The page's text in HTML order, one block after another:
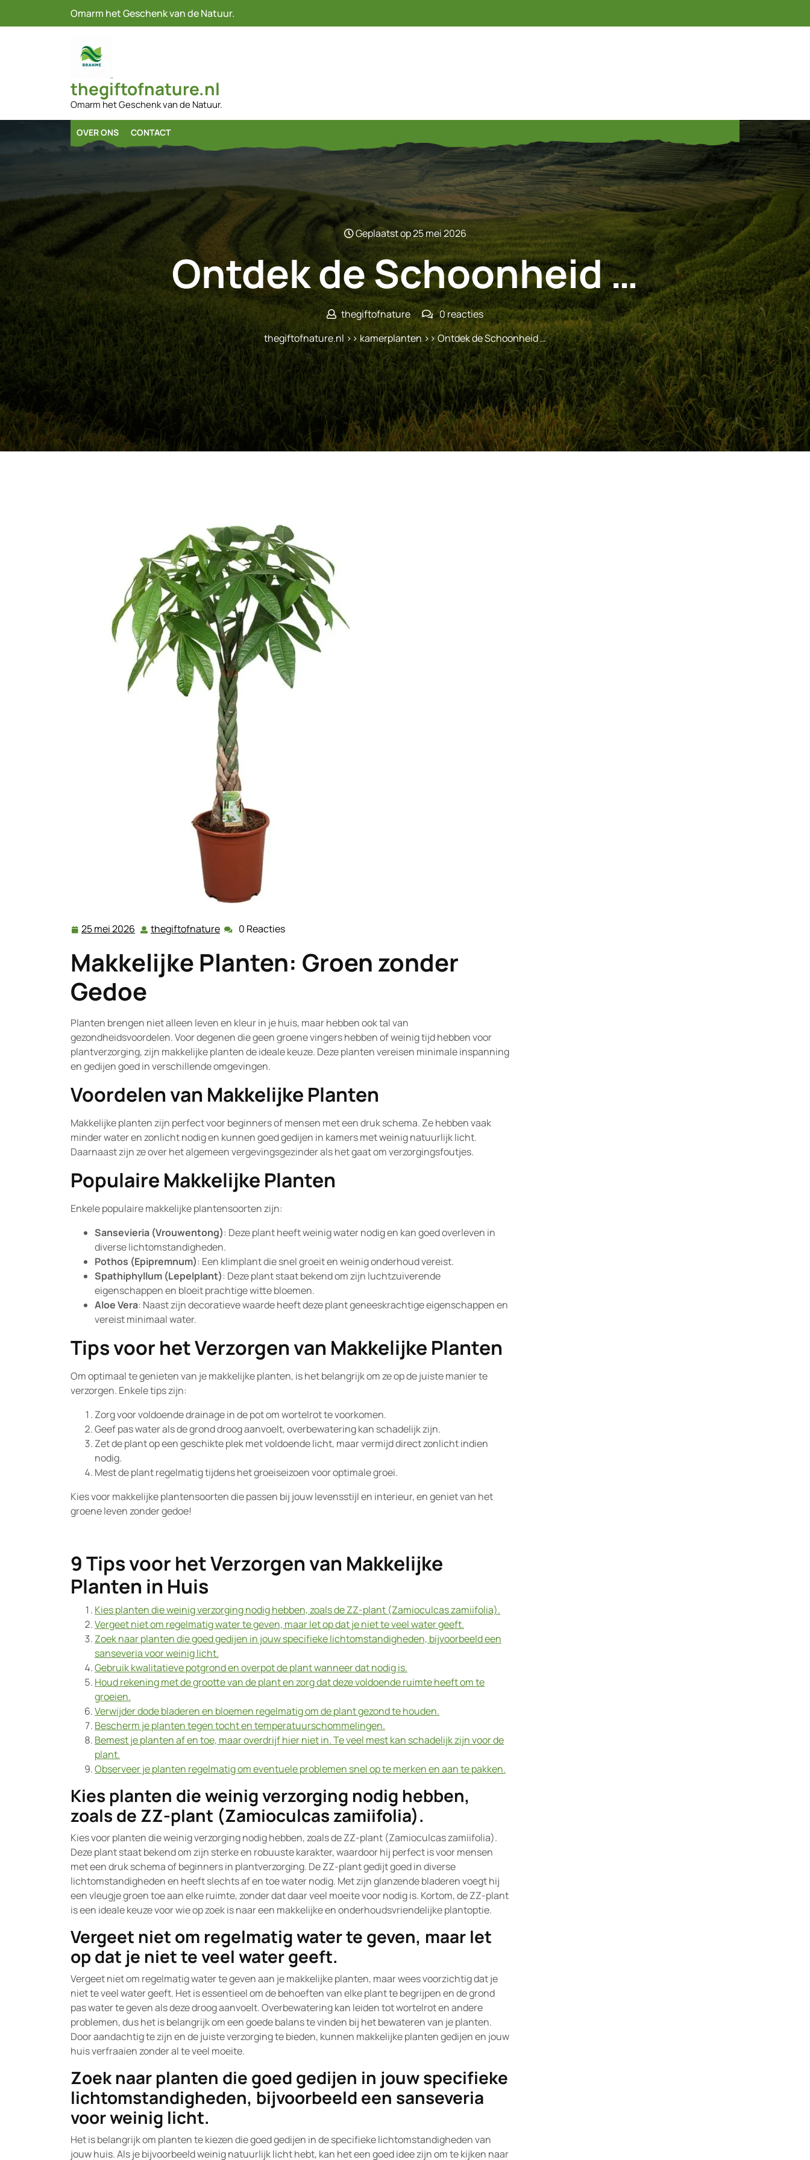
Omarm het Geschenk van de Natuur.
thegiftofnature.nl
Omarm het Geschenk van de Natuur.
OVER ONS CONTACT
Geplaatst op 25 mei 2026
Ontdek de Schoonheid …
thegiftofnature
0 reacties
thegiftofnature.nl >> kamerplanten>> Ontdek de Schoonheid …
25 mei 2026 25
2026
thegiftofnature thegiftofnature
0 Reacties
Makkelijke Planten: Groen zonder
Gedoe
Planten brengen niet alleen leven en kleur in je huis, maar hebben ook tal van
gezondheidsvoordelen. Voor degenen die geen groene vingers hebben of weinig tijd hebben voor
plantverzorging, zijn makkelijke planten de ideale keuze. Deze planten vereisen minimale inspanning
en gedijen goed in verschillende omgevingen.
Voordelen van Makkelijke Planten
Makkelijke planten zijn perfect voor beginners of mensen met een druk schema. Ze hebben vaak
minder water en zonlicht nodig en kunnen goed gedijen in kamers met weinig natuurlijk licht.
Daarnaast zijn ze over het algemeen vergevingsgezinder als het gaat om verzorgingsfoutjes.
Populaire Makkelijke Planten
Enkele populaire makkelijke plantensoorten zijn:
Sansevieria (Vrouwentong): Deze plant heeft weinig water nodig en kan goed overleven in
diverse lichtomstandigheden.
Pothos (Epipremnum): Een klimplant die snel groeit en weinig onderhoud vereist.
Spathiphyllum (Lepelplant): Deze plant staat bekend om zijn luchtzuiverende
eigenschappen en bloeit prachtige witte bloemen.
Aloe Vera: Naast zijn decoratieve waarde heeft deze plant geneeskrachtige eigenschappen en
vereist minimaal water.
Tips voor het Verzorgen van Makkelijke Planten
Om optimaal te genieten van je makkelijke planten, is het belangrijk om ze op de juiste manier te
verzorgen. Enkele tips zijn:
Zorg voor voldoende drainage in de pot om wortelrot te voorkomen.
Geef pas water als de grond droog aanvoelt, overbewatering kan schadelijk zijn.
Zet de plant op een geschikte plek met voldoende licht, maar vermijd direct zonlicht indien
nodig.
Mest de plant regelmatig tijdens het groeiseizoen voor optimale groei.
Kies voor makkelijke plantensoorten die passen bij jouw levensstijl en interieur, en geniet van het
groene leven zonder gedoe!
9 Tips voor het Verzorgen van Makkelijke
Planten in Huis
Kies planten die weinig verzorging nodig hebben, zoals de ZZ-plant (Zamioculcas zamiifolia).
Vergeet niet om regelmatig water te geven, maar let op dat je niet te veel water geeft.
Zoek naar planten die goed gedijen in jouw specifieke lichtomstandigheden, bijvoorbeeld een
sanseveria voor weinig licht.
Gebruik kwalitatieve potgrond en overpot de plant wanneer dat nodig is.
Houd rekening met de grootte van de plant en zorg dat deze voldoende ruimte heeft om te
groeien.
Verwijder dode bladeren en bloemen regelmatig om de plant gezond te houden.
Bescherm je planten tegen tocht en temperatuurschommelingen.
Bemest je planten af en toe, maar overdrijf hier niet in. Te veel mest kan schadelijk zijn voor de
plant.
Observeer je planten regelmatig om eventuele problemen snel op te merken en aan te pakken.
Kies planten die weinig verzorging nodig hebben,
zoals de ZZ-plant (Zamioculcas zamiifolia).
Kies voor planten die weinig verzorging nodig hebben, zoals de ZZ-plant (Zamioculcas zamiifolia).
Deze plant staat bekend om zijn sterke en robuuste karakter, waardoor hij perfect is voor mensen
met een druk schema of beginners in plantverzorging. De ZZ-plant gedijt goed in diverse
lichtomstandigheden en heeft slechts af en toe water nodig. Met zijn glanzende bladeren voegt hij
een vleugje groen toe aan elke ruimte, zonder dat daar veel moeite voor nodig is. Kortom, de ZZ-plant
is een ideale keuze voor wie op zoek is naar een makkelijke en onderhoudsvriendelijke plantoptie.
Vergeet niet om regelmatig water te geven, maar let
op dat je niet te veel water geeft.
Vergeet niet om regelmatig water te geven aan je makkelijke planten, maar wees voorzichtig dat je
niet te veel water geeft. Het is essentieel om de behoeften van elke plant te begrijpen en de grond
pas water te geven als deze droog aanvoelt. Overbewatering kan leiden tot wortelrot en andere
problemen, dus het is belangrijk om een goede balans te vinden bij het bewateren van je planten.
Door aandachtig te zijn en de juiste verzorging te bieden, kunnen makkelijke planten gedijen en jouw
huis verfraaien zonder al te veel moeite.
Zoek naar planten die goed gedijen in jouw specifieke
lichtomstandigheden, bijvoorbeeld een sanseveria
voor weinig licht.
Het is belangrijk om planten te kiezen die goed gedijen in de specifieke lichtomstandigheden van
jouw huis. Als je bijvoorbeeld weinig natuurlijk licht hebt, kan het een goed idee zijn om te kijken naar